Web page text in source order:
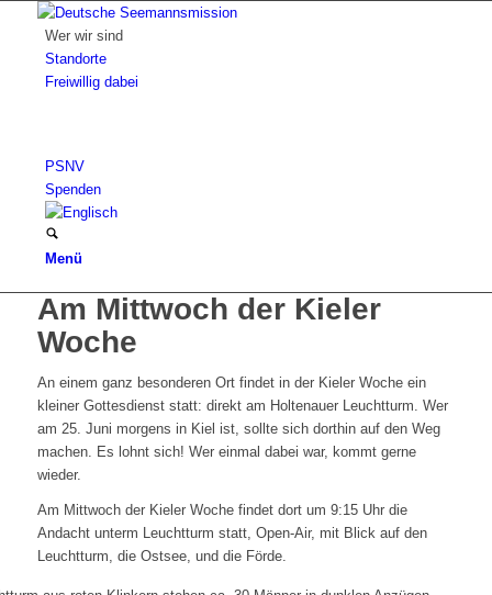
Wer wir sind
Standorte
Freiwillig dabei
PSNV
Spenden
Menü
Am Mittwoch der Kieler
Woche
An einem ganz besonderen Ort findet in der Kieler Woche ein
kleiner Gottesdienst statt: direkt am Holtenauer Leuchtturm. Wer
am 25. Juni morgens in Kiel ist, sollte sich dorthin auf den Weg
machen. Es lohnt sich! Wer einmal dabei war, kommt gerne
wieder.
Am Mittwoch der Kieler Woche findet dort um 9:15 Uhr die
Andacht unterm Leuchtturm statt, Open-Air, mit Blick auf den
Leuchtturm, die Ostsee, und die Förde.